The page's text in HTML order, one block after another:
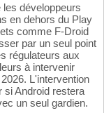
développeurs
en dehors du Play
comme F-Droid
par un seul point
régulateurs aux
à intervenir
L'intervention
si Android restera
un seul gardien.